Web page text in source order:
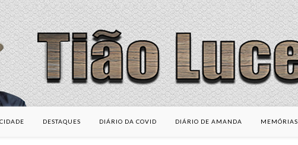
CIDADE DESTAQUES DIÁRIO DA COVID DIÁRIO DE AMANDA MEMÓRIAS